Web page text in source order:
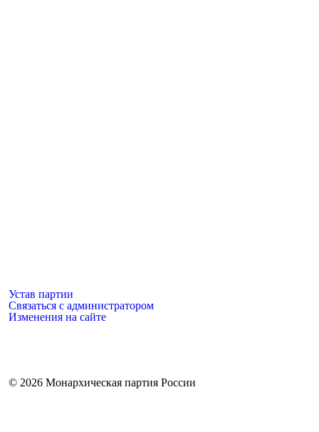
Устав партии
Связаться с администратором
Изменения на сайте
© 2026 Монархическая партия России